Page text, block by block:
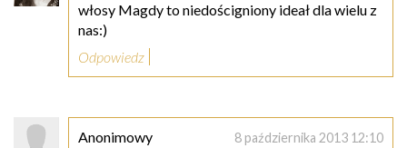
włosy Magdy to niedościgniony ideał dla wielu z
nas:)
Odpowiedz
Anonimowy 8 października 2013 12:10